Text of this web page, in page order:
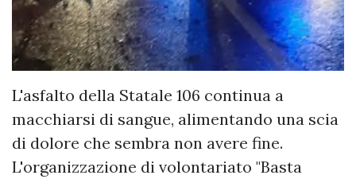
​L'asfalto della Statale 106 continua a
macchiarsi di sangue, alimentando una scia
di dolore che sembra non avere fine.
L'organizzazione di volontariato "Basta